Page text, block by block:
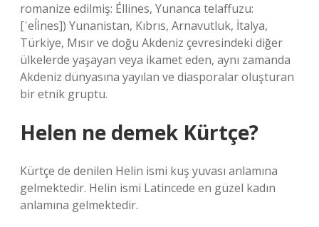
romanize edilmiş: Éllines, Yunanca telaffuzu:
[ˈeĺἱnes]) Yunanistan, Kıbrıs, Arnavutluk, İtalya,
Türkiye, Mısır ve doğu Akdeniz çevresindeki diğer
ülkelerde yaşayan veya ikamet eden, aynı zamanda
Akdeniz dünyasına yayılan ve diasporalar oluşturan
bir etnik gruptu.
Helen ne demek Kürtçe?
Kürtçe de denilen Helin ismi kuş yuvası anlamına
gelmektedir. Helin ismi Latincede en güzel kadın
anlamına gelmektedir.